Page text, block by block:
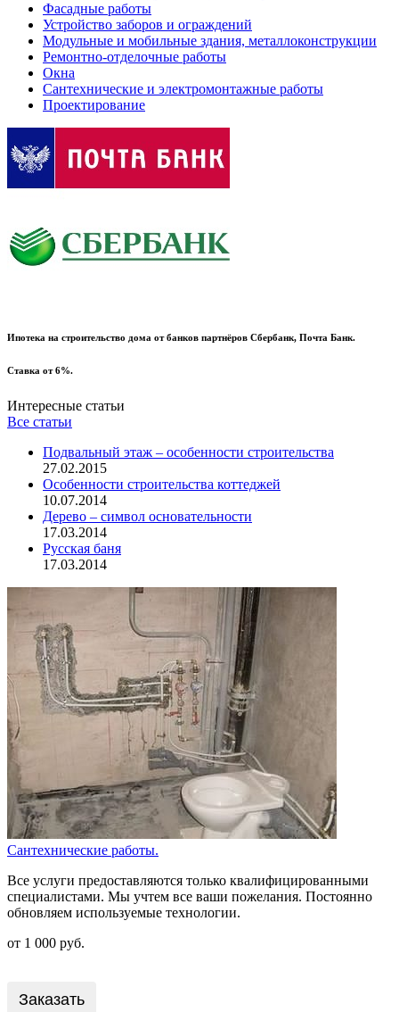
Фасадные работы
Устройство заборов и ограждений
Модульные и мобильные здания, металлоконструкции
Ремонтно-отделочные работы
Окна
Сантехнические и электромонтажные работы
Проектирование
Ипотека на строительство дома от банков партнёров Сбербанк, Почта Банк.
Ставка от 6%.
Интересные статьи
Все статьи
Подвальный этаж – особенности строительства
27.02.2015
Особенности строительства коттеджей
10.07.2014
Дерево – символ основательности
17.03.2014
Русская баня
17.03.2014
Сантехнические работы.
Все услуги предоставляются только квалифицированными
специалистами. Мы учтем все ваши пожелания. Постоянно
обновляем используемые технологии.
от 1 000 руб.
Заказать